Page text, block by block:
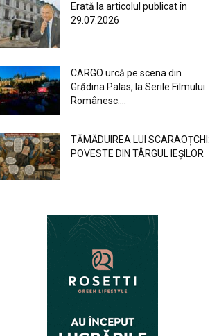
Erată la articolul publicat în
29.07.2026
CARGO urcă pe scena din
Grădina Palas, la Serile Filmului
Românesc:...
TĂMĂDUIREA LUI SCARAOȚCHI:
POVESTE DIN TÂRGUL IEȘILOR